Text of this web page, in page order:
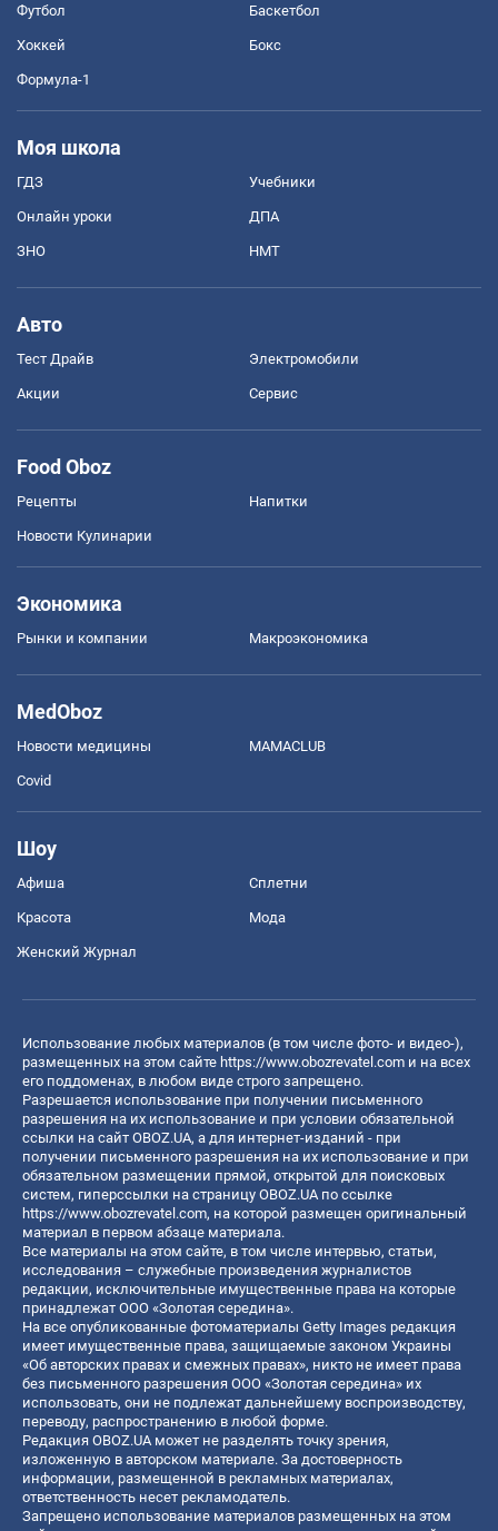
Футбол Баскетбол
Хоккей Бокс
Формула-1
Моя школа
ГДЗ Учебники
Онлайн уроки ДПА
ЗНО НМТ
Авто
Тест Драйв Электромобили
Акции Сервис
Food Oboz
Рецепты Напитки
Новости Кулинарии
Экономика
Рынки и компании Mакроэкономика
MedOboz
Новости медицины MAMACLUB
Covid
Шоу
Афиша Сплетни
Красота Мода
Женский Журнал
Использование любых материалов (в том числе фото- и видео-),
размещенных на этом сайте https://www.obozrevatel.com и на всех
его поддоменах, в любом виде строго запрещено.
Разрешается использование при получении письменного
разрешения на их использование и при условии обязательной
ссылки на сайт OBOZ.UA, а для интернет-изданий - при
получении письменного разрешения на их использование и при
обязательном размещении прямой, открытой для поисковых
систем, гиперссылки на страницу OBOZ.UA по ссылке
https://www.obozrevatel.com, на которой размещен оригинальный
материал в первом абзаце материала.
Все материалы на этом сайте, в том числе интервью, статьи,
исследования – служебные произведения журналистов
редакции, исключительные имущественные права на которые
принадлежат ООО «Золотая середина».
На все опубликованные фотоматериалы Getty Images редакция
имеет имущественные права, защищаемые законом Украины
«Об авторских правах и смежных правах», никто не имеет права
без письменного разрешения ООО «Золотая середина» их
использовать, они не подлежат дальнейшему воспроизводству,
переводу, распространению в любой форме.
Редакция OBOZ.UA может не разделять точку зрения,
изложенную в авторском материале. За достоверность
информации, размещенной в рекламных материалах,
ответственность несет рекламодатель.
Запрещено использование материалов размещенных на этом